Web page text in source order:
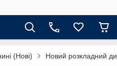
(Нові) Новий розкладний